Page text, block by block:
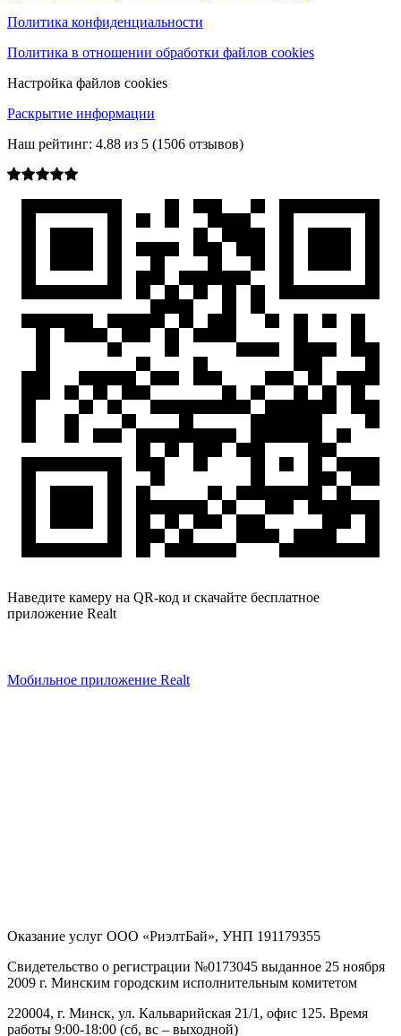
Политика конфиденциальности
Политика в отношении обработки файлов cookies
Настройка файлов cookies
Раскрытие информации
Наш рейтинг: 4.88 из 5 (1506 отзывов)
Наведите камеру на QR-код и скачайте бесплатное
приложение Realt
Мобильное приложение Realt
Оказание услуг ООО «РиэлтБай», УНП 191179355
Свидетельство о регистрации №0173045 выданное 25 ноября
2009 г. Минским городским исполнительным комитетом
220004, г. Минск, ул. Кальварийская 21/1, офис 125. Время
работы 9:00-18:00 (сб, вс – выходной)